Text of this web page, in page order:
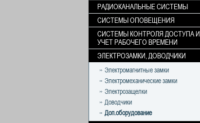
РАДИОКАНАЛЬНЫЕ СИСТЕМЫ
СИСТЕМЫ ОПОВЕЩЕНИЯ
СИСТЕМЫ КОНТРОЛЯ ДОСТУПА И
УЧЕТ РАБОЧЕГО ВРЕМЕНИ
ЭЛЕКТРОЗАМКИ, ДОВОДЧИКИ
Электромагнитные замки
Электромеханические замки
Электрозащелки
Доводчики
Доп.оборудование